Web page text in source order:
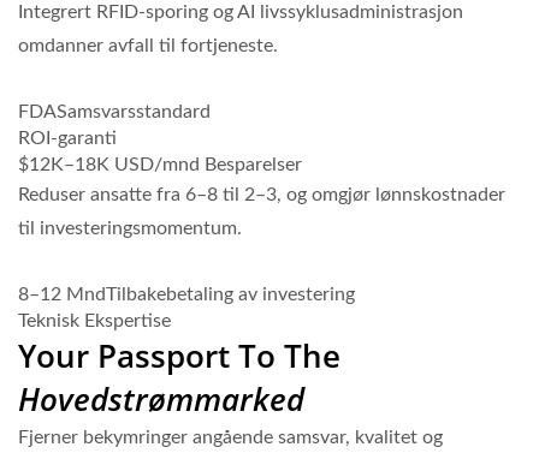
Integrert RFID-sporing og AI livssyklusadministrasjon
omdanner avfall til fortjeneste.
FDASamsvarsstandard
ROI-garanti
$12K–18K USD/mnd Besparelser
Reduser ansatte fra 6–8 til 2–3, og omgjør lønnskostnader
til investeringsmomentum.
8–12 MndTilbakebetaling av investering
Teknisk Ekspertise
Your Passport To The
Hovedstrømmarked
Fjerner bekymringer angående samsvar, kvalitet og